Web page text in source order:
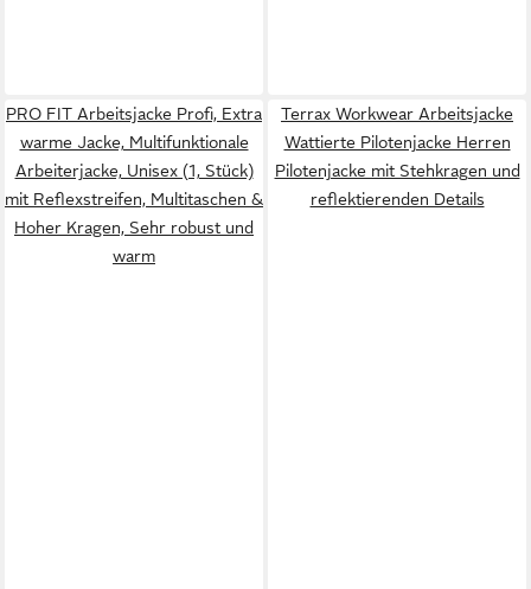
PRO FIT Arbeitsjacke Profi, Extra
warme Jacke, Multifunktionale
Arbeiterjacke, Unisex (1, Stück)
mit Reflexstreifen, Multitaschen &
Hoher Kragen, Sehr robust und
warm
Terrax Workwear Arbeitsjacke
Wattierte Pilotenjacke Herren
Pilotenjacke mit Stehkragen und
reflektierenden Details